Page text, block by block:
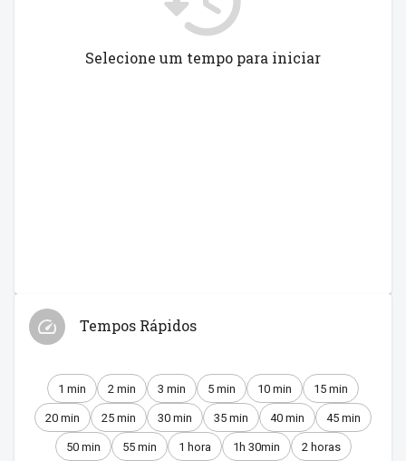
Selecione um tempo para iniciar
Tempos Rápidos
1 min 2 min 3 min 5 min 10 min 15 min
20 min 25 min 30 min 35 min 40 min 45 min
50 min 55 min 1 hora 1h 30min 2 horas